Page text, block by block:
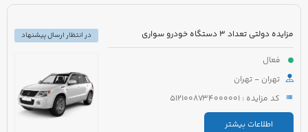
مزایده دولتی تعداد 3 دستگاه خودرو سواری
فعال
تهران - تهران
کد مزایده : 5121008734000001
اطلاعات بیشتر
در انتظار ارسال پیشنهاد